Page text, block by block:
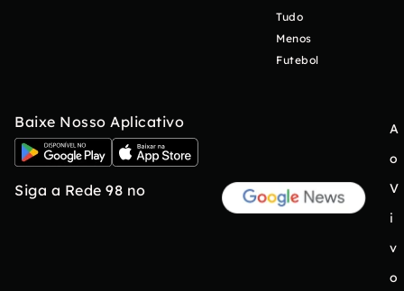
Tudo
Menos
Futebol
Baixe Nosso Aplicativo
Siga a Rede 98 no
A
o
V
i
v
o